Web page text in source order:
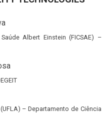
Albert Einstein (FICSAE) –
(UFLA) – Departamento de Ciência